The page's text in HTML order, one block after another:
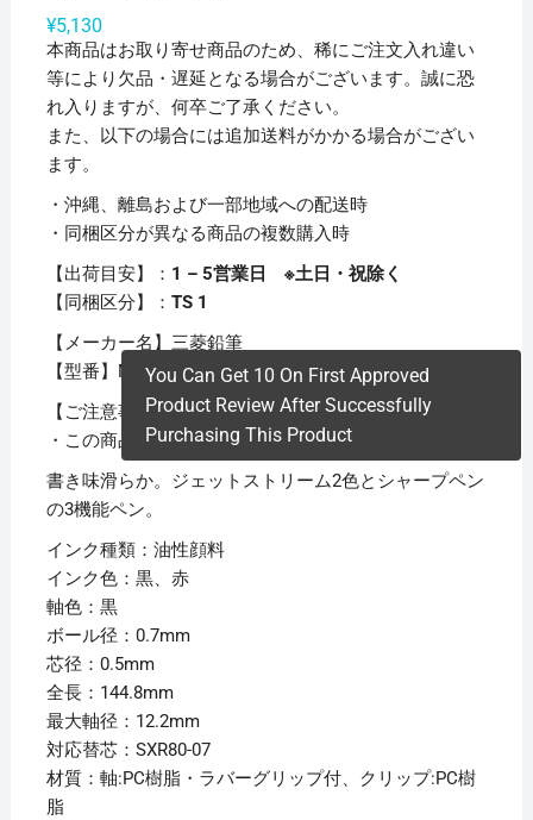
¥5,130
本商品はお取り寄せ商品のため、稀にご注文入れ違い
等により欠品・遅延となる場合がございます。誠に恐
れ入りますが、何卒ご了承ください。
また、以下の場合には追加送料がかかる場合がござい
ます。
・沖縄、離島および一部地域への配送時
・同梱区分が異なる商品の複数購入時
【出荷目安】： 1 – 5営業日 ※土日・祝除く
【同梱区分】： TS 1
【メーカー名】三菱鉛筆
【型番】MSXE350007.24
【ご注意事項】
・この商品は下記内容×10セットでお届けします。
書き味滑らか。ジェットストリーム2色とシャープペン
の3機能ペン。
インク種類：油性顔料
インク色：黒、赤
軸色：黒
ボール径：0.7mm
芯径：0.5mm
全長：144.8mm
最大軸径：12.2mm
対応替芯：SXR80-07
材質：軸:PC樹脂・ラバーグリップ付、クリップ:PC樹
脂
You Can Get 10 On First Approved
Product Review After Successfully
Purchasing This Product